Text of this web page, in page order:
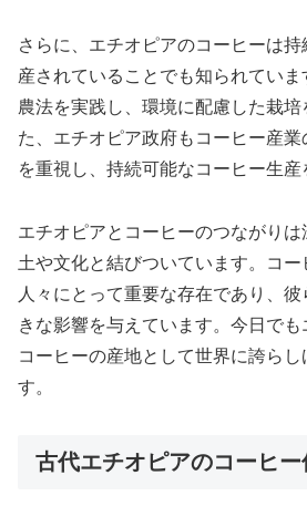
さらに、エチオピアのコーヒーは
産されていることでも知られてい
農法を実践し、環境に配慮した栽培
た、エチオピア政府もコーヒー産
を重視し、持続可能なコーヒー生産
エチオピアとコーヒーのつながり
土や文化と結びついています。コ
人々にとって重要な存在であり、
きな影響を与えています。今日で
コーヒーの産地として世界に誇らし
す。
古代エチオピアのコーヒー